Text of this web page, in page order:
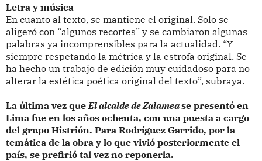
Letra y música
En cuanto al texto, se mantiene el original. Solo se
aligeró con “algunos recortes” y se cambiaron algunas
palabras ya incomprensibles para la actualidad. “Y
siempre respetando la métrica y la estrofa original. Se
ha hecho un trabajo de edición muy cuidadoso para no
alterar la estética poética original del texto”, subraya.
La última vez que El alcalde de Zalamease presentó en
Lima fue en los años ochenta, con una puesta a cargo
del grupo Histrión. Para Rodríguez Garrido, por la
temática de la obra y lo que vivió posteriormente el
país, se prefirió tal vez no reponerla.